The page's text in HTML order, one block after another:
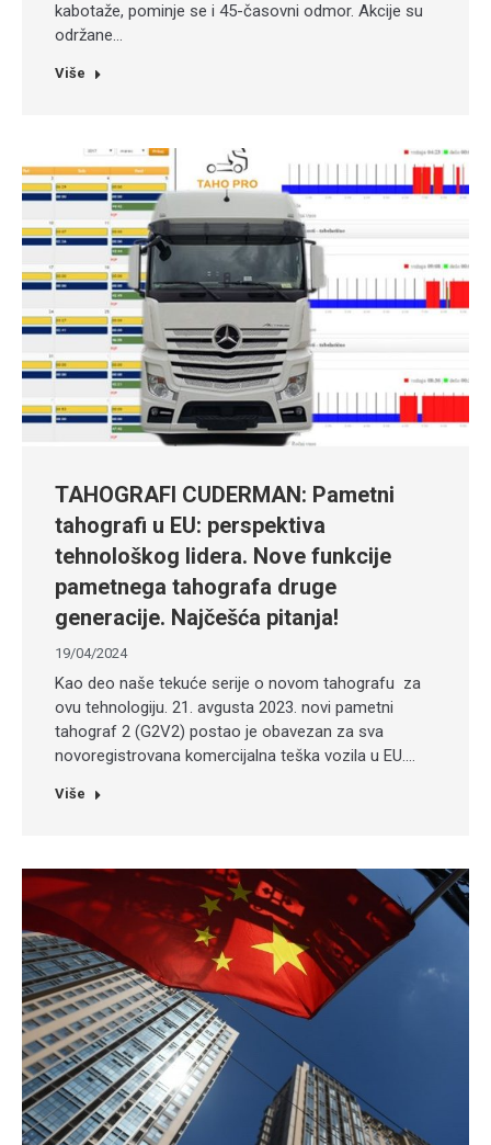
kabotaže, pominje se i 45-časovni odmor. Akcije su
održane…
Više
TAHOGRAFI CUDERMAN: Pametni
tahografi u EU: perspektiva
tehnološkog lidera. Nove funkcije
pametnega tahografa druge
generacije. Najčešća pitanja!
19/04/2024
Kao deo naše tekuće serije o novom tahografu za
ovu tehnologiju. 21. avgusta 2023. novi pametni
tahograf 2 (G2V2) postao je obavezan za sva
novoregistrovana komercijalna teška vozila u EU.…
Više